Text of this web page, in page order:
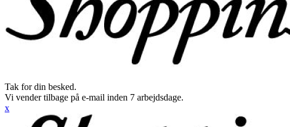
Tak for din besked.
Vi vender tilbage på e-mail inden 7 arbejdsdage.
x